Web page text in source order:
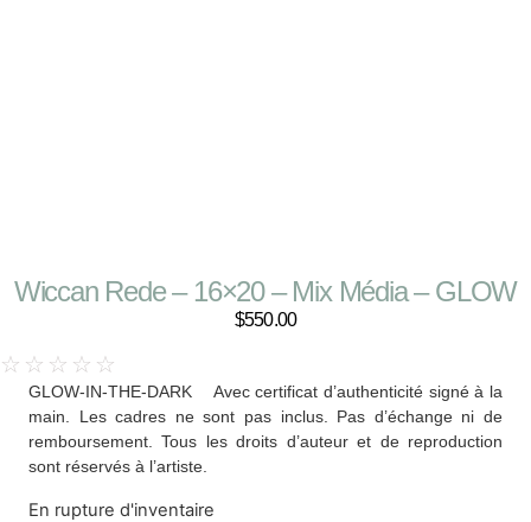
Wiccan Rede – 16×20 – Mix Média – GLOW
$550.00
☆ ☆ ☆ ☆ ☆
GLOW-IN-THE-DARK Avec certificat d’authenticité signé à la
main. Les cadres ne sont pas inclus. Pas d’échange ni de
remboursement. Tous les droits d’auteur et de reproduction
sont réservés à l’artiste.
En rupture d'inventaire